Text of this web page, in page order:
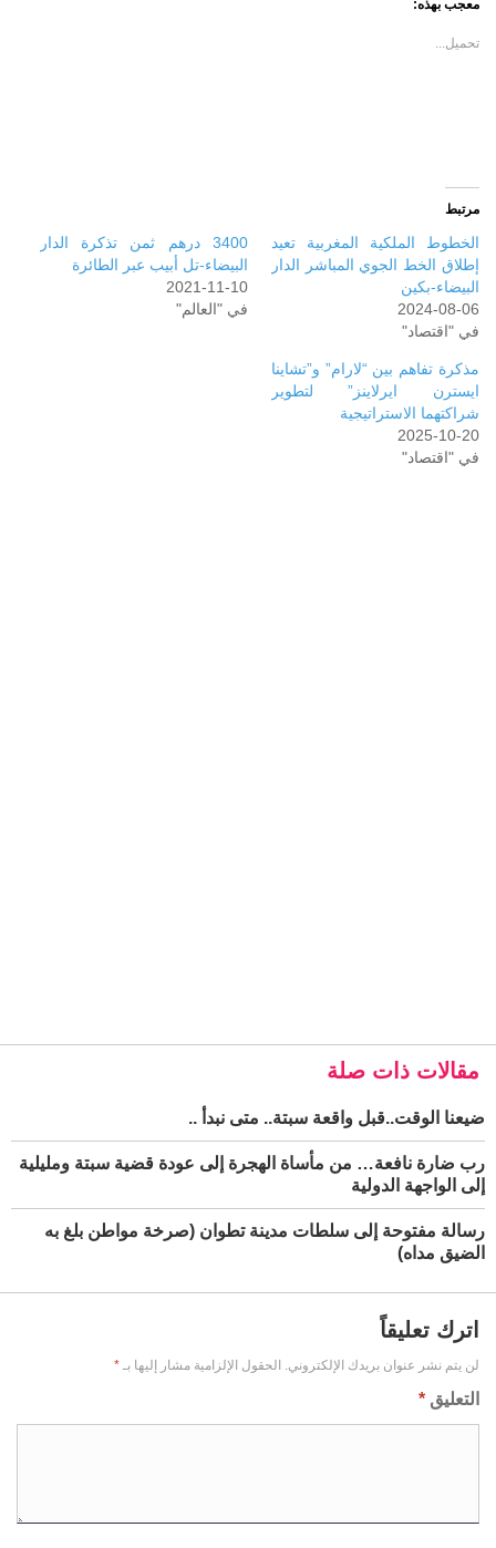
نافذة
معجب بهذه:
تحميل...
مرتبط
الخطوط الملكیة المغربیة تعید
إطلاق الخط الجوي المباشر الدار
البیضاء-بكین
2024-08-06
في "اقتصاد"
3400 درهم ثمن تذكرة الدار
البيضاء-تل أبيب عبر الطائرة
2021-11-10
في "العالم"
مذكرة تفاهم بين “لارام” و”تشاينا
ايسترن ايرلاينز” لتطوير
شراكتهما الاستراتيجية
2025-10-20
في "اقتصاد"
مقالات ذات صلة
ضيعنا الوقت..قبل واقعة سبتة.. متى نبدأ ..
رب ضارة نافعة… من مأساة الهجرة إلى عودة قضية سبتة ومليلية
إلى الواجهة الدولية
رسالة مفتوحة إلى سلطات مدينة تطوان (صرخة مواطن بلغ به
الضيق مداه)
اترك تعليقاً
لن يتم نشر عنوان بريدك الإلكتروني. الحقول الإلزامية مشار إليها بـ *
التعليق *